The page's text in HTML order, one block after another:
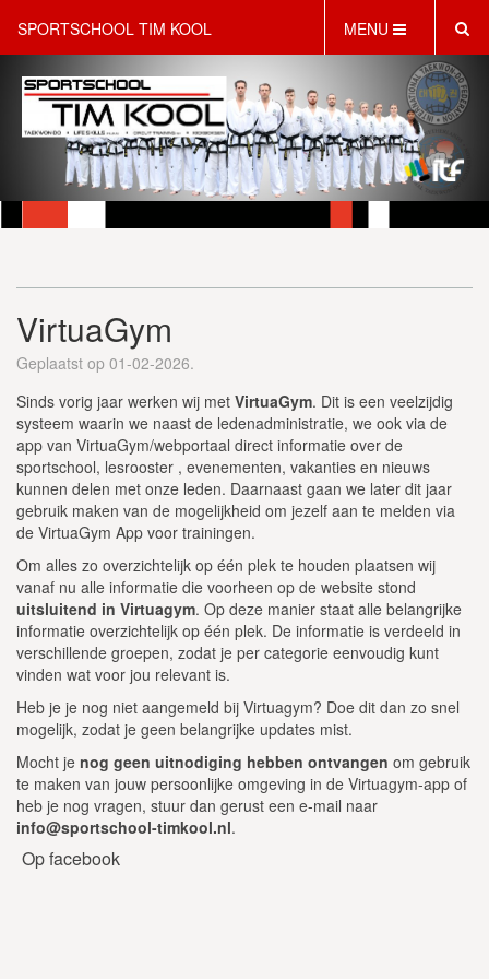
SPORTSCHOOL TIM KOOL MENU
HOME
INFORMATIE
LESAANBOD
ROOSTER
KINDERFEESTJES
WEBSHOP
SCHRIJF JE NU IN!
VirtuaGym
Geplaatst op 01-02-2026.
Sinds vorig jaar werken wij met VirtuaGym. Dit is een veelzijdig
systeem waarin we naast de ledenadministratie, we ook via de
app van VirtuaGym/webportaal direct informatie over de
sportschool, lesrooster , evenementen, vakanties en nieuws
kunnen delen met onze leden. Daarnaast gaan we later dit jaar
gebruik maken van de mogelijkheid om jezelf aan te melden via
de VirtuaGym App voor trainingen.
Om alles zo overzichtelijk op één plek te houden plaatsen wij
vanaf nu alle informatie die voorheen op de website stond
uitsluitend in Virtuagym. Op deze manier staat alle belangrijke
informatie overzichtelijk op één plek. De informatie is verdeeld in
verschillende groepen, zodat je per categorie eenvoudig kunt
vinden wat voor jou relevant is.
Heb je je nog niet aangemeld bij Virtuagym? Doe dit dan zo snel
mogelijk, zodat je geen belangrijke updates mist.
Mocht je nog geen uitnodiging hebben ontvangen om gebruik
te maken van jouw persoonlijke omgeving in de Virtuagym-app of
heb je nog vragen, stuur dan gerust een e-mail naar
info@sportschool-timkool.nl.
Op facebook